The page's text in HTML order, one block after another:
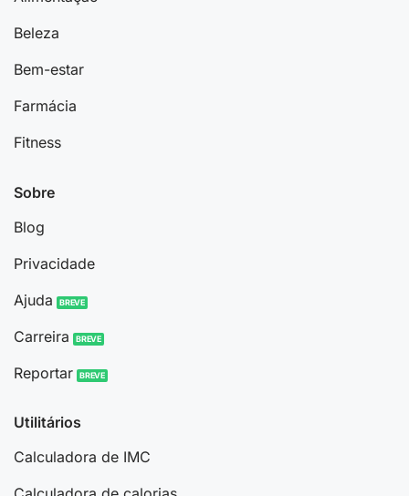
Beleza
Bem-estar
Farmácia
Fitness
Sobre
Blog
Privacidade
Ajuda
Carreira
Reportar
Utilitários
Calculadora de IMC